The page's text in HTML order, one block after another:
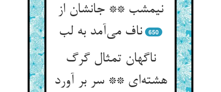
نیمشب ** جانشان از
ناف می‌آمد به لب
650
ناگهان تمثال گرگ
هشته‌ای ** سر بر آورد